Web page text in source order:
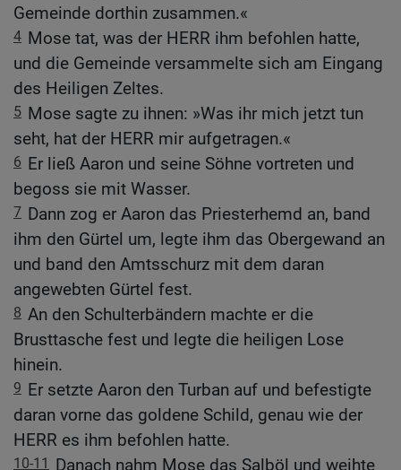
Gemeinde dorthin zusammen.«
4 Mose tat, was der HERR ihm befohlen hatte,
und die Gemeinde versammelte sich am Eingang
des Heiligen Zeltes.
5 Mose sagte zu ihnen: »Was ihr mich jetzt tun
seht, hat der HERR mir aufgetragen.«
6 Er ließ Aaron und seine Söhne vortreten und
begoss sie mit Wasser.
7 Dann zog er Aaron das Priesterhemd an, band
ihm den Gürtel um, legte ihm das Obergewand an
und band den Amtsschurz mit dem daran
angewebten Gürtel fest.
8 An den Schulterbändern machte er die
Brusttasche fest und legte die heiligen Lose
hinein.
9 Er setzte Aaron den Turban auf und befestigte
daran vorne das goldene Schild, genau wie der
HERR es ihm befohlen hatte.
10-11
Danach nahm Mose das Salböl und weihte